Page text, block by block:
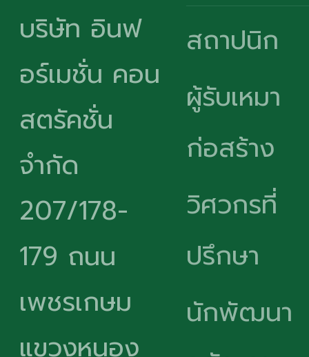
บริษัท อินฟ
อร์เมชั่น คอน
สตรัคชั่น
จำกัด
207/178-
179 ถนน
เพชรเกษม
แขวงหนอง
สถาปนิก
ผู้รับเหมา
ก่อสร้าง
วิศวกรที่
ปรึกษา
นักพัฒนา